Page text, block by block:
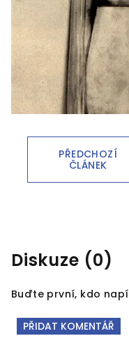
PŘEDCHOZÍ
ČLÁNEK
Diskuze (0)
Buďte první, kdo
PŘIDAT KOMENTÁŘ